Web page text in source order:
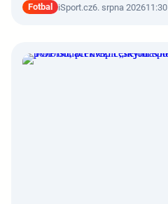
Fotbal iSport.cz6. srpna 202611:30